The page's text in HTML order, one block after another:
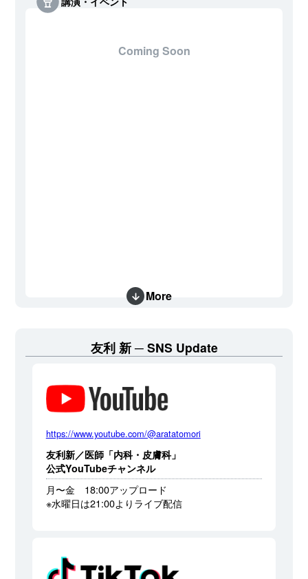
Coming Soon
More
友利 新 SNS Update
https://www.youtube.com/@aratatomori
友利新／医師「内科・皮膚科」
公式YouTubeチャンネル
月〜金 18:00アップロード
※水曜日は21:00よりライブ配信